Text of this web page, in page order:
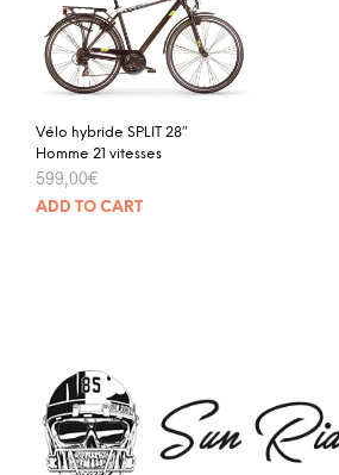
Vélo hybride SPLIT 28″
Homme 21 vitesses
599,00€
ADD TO CART